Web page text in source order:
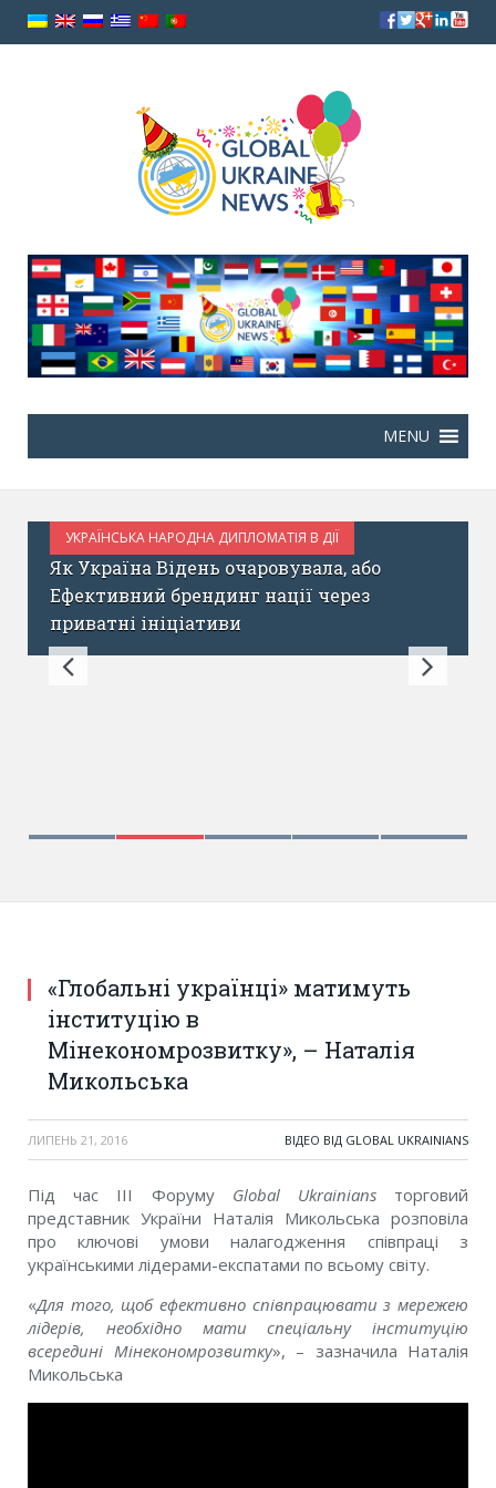
УКРАЇНСЬКА НАРОДНА ДИПЛОМАТІЯ В ДІЇ
ЧЕРВЕНЬ 14, 2017
Як Україна Відень очаровувала, або
Ефективний брендинг нації через
приватні ініціативи
«Глобальні українці» матимуть
інституцію в
Мінекономрозвитку», – Наталія
Микольська
ЛИПЕНЬ 21, 2016 ВІДЕО ВІД GLOBAL UKRAINIANS
Під час ІІІ Форуму Global Ukrainiansторговий
представник України Наталія Микольська розповіла
про ключові умови налагодження співпраці з
українськими лідерами-експатами по всьому світу.
«Для того, щоб ефективно співпрацювати з мережею
лідерів, необхідно мати спеціальну інституцію
всередині Мінекономрозвитку», – зазначила Наталія
Микольська